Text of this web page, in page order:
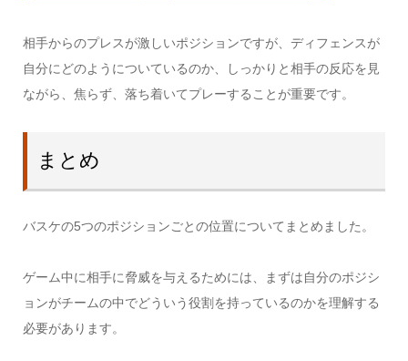
相手からのプレスが激しいポジションですが、ディフェンスが
自分にどのようについているのか、しっかりと相手の反応を見
ながら、焦らず、落ち着いてプレーすることが重要です。
まとめ
バスケの5つのポジションごとの位置についてまとめました。
ゲーム中に相手に脅威を与えるためには、まずは自分のポジシ
ョンがチームの中でどういう役割を持っているのかを理解する
必要があります。